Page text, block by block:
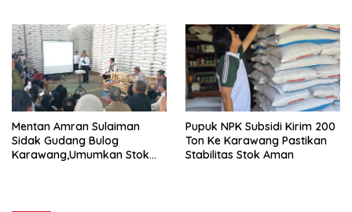
Mentan Amran Sulaiman
Sidak Gudang Bulog
Karawang,Umumkan Stok
Pupuk NPK Subsidi Kirim 200
Ton Ke Karawang Pastikan
Stabilitas Stok Aman